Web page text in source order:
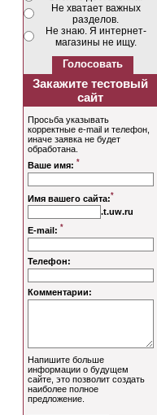
Не хватает важных
разделов.
Не знаю. Я интернет-
магазины не ищу.